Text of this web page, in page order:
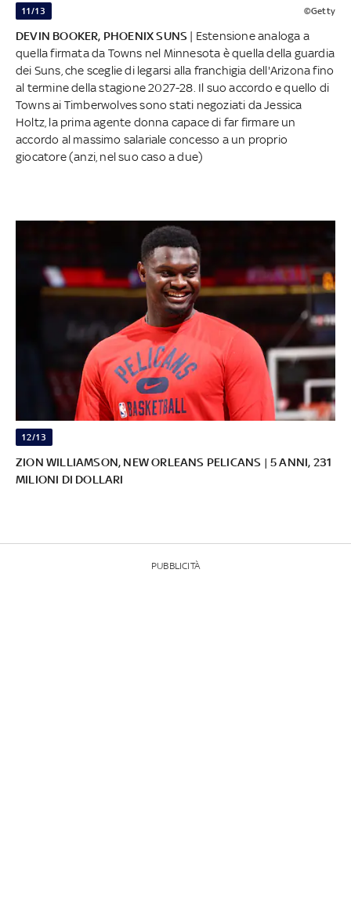
11/13 ©Getty
DEVIN BOOKER, PHOENIX SUNS | Estensione analoga a
quella firmata da Towns nel Minnesota è quella della guardia
dei Suns, che sceglie di legarsi alla franchigia dell'Arizona fino
al termine della stagione 2027-28. Il suo accordo e quello di
Towns ai Timberwolves sono stati negoziati da Jessica
Holtz, la prima agente donna capace di far firmare un
accordo al massimo salariale concesso a un proprio
giocatore (anzi, nel suo caso a due)
12/13
ZION WILLIAMSON, NEW ORLEANS PELICANS | 5 ANNI, 231
MILIONI DI DOLLARI
PUBBLICITÀ